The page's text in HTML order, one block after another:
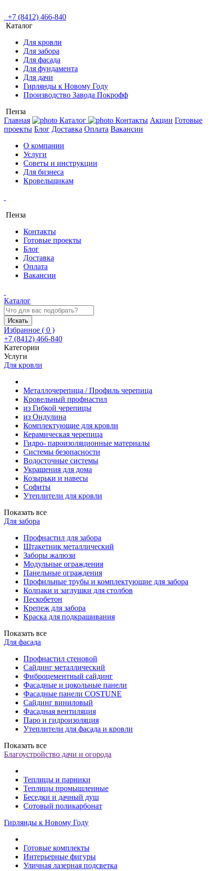
+7 (8412) 466-840
Каталог
Для кровли
Для забора
Для фасада
Для фундамента
Для дачи
Гирлянды к Новому Году
Производство Завода Покрофф
Пенза
Главная
Каталог Контакты Акции Готовые
проекты Блог Доставка Оплата Вакансии
О компании
Услуги
Советы и инструкции
Для бизнеса
Кровельщикам
Пенза
Контакты
Готовые проекты
Блог
Доставка
Оплата
Вакансии
Каталог
Искать
Избранное ( 0 )
+7 (8412) 466-840
Категории
Услуги
Для кровли
Металлочерепица / Профиль черепица
Кровельный профнастил
из Гибкой черепицы
из Ондулина
Комплектующие для кровли
Керамическая черепица
Гидро- пароизоляционные материалы
Системы безопасности
Водосточные системы
Украшения для дома
Козырьки и навесы
Софиты
Утеплители для кровли
Показать все
Для забора
Профнастил для забора
Штакетник металлический
Заборы жалюзи
Модульные ограждения
Панельные ограждения
Профильные трубы и комплектующие для забора
Колпаки и заглушки для столбов
Пескобетон
Крепеж для забора
Краска для подкрашивания
Показать все
Для фасада
Профнастил стеновой
Сайдинг металлический
Фиброцементный сайдинг
Фасадные и цокольные панели
Фасадные панели COSTUNE
Сайдинг виниловый
Фасадная вентиляция
Паро и гидроизоляция
Утеплители для фасада и кровли
Показать все
Благоустройство дачи и огорода
Теплицы и парники
Теплицы промышленные
Беседки и дачный душ
Сотовый поликарбонат
Гирлянды к Новому Году
Готовые комплекты
Интерьерные фигуры
Уличная лазерная подсветка